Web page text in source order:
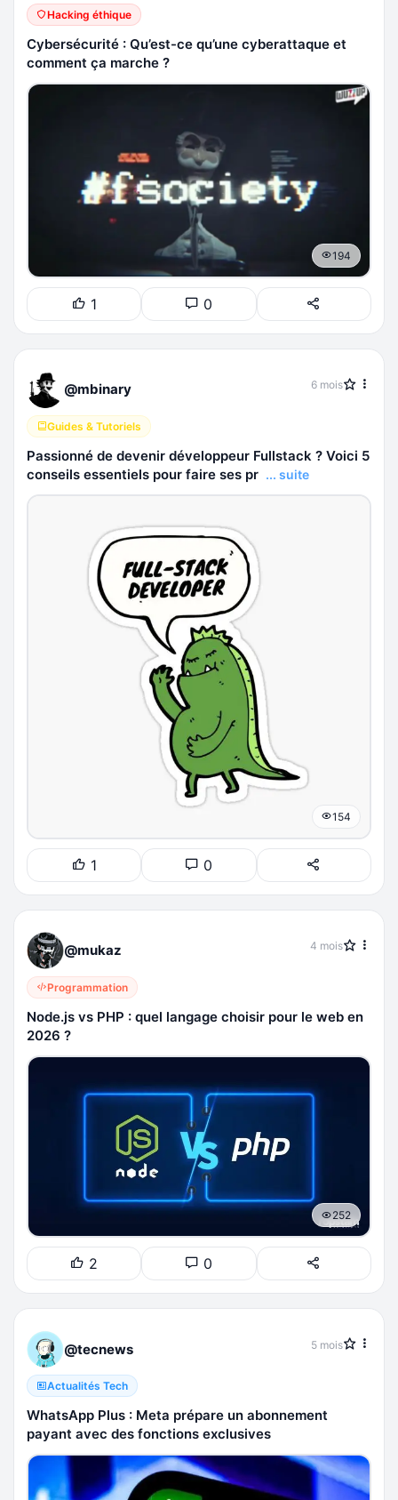
Hacking éthique
Cybersécurité : Qu’est-ce qu’une cyberattaque et
comment ça marche ?
194
1 0
@mbinary 6 mois
Guides & Tutoriels
Passionné de devenir développeur Fullstack ? Voici 5
conseils essentiels pour faire ses pr ... suite
154
1 0
@mukaz 4 mois
Programmation
Node.js vs PHP : quel langage choisir pour le web en
2026 ?
252
2 0
@tecnews 5 mois
Actualités Tech
WhatsApp Plus : Meta prépare un abonnement
payant avec des fonctions exclusives